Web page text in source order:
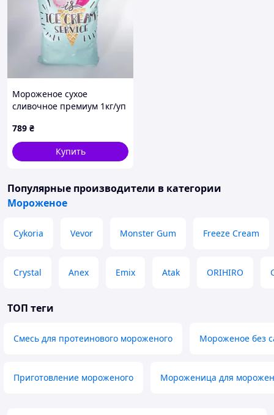
Мороженое сухое
сливочное премиум 1кг/уп
мс00001ёё
789 ₴
Купить
Популярные производители в категории
Мороженое
Cykoria Vevor Monster Gum Freeze Cream
Crystal Anex Emix Atak ORIHIRO
ТОП теги
Смесь для протеинового мороженого Мороженое без
Приготовление мороженого Мороженица для